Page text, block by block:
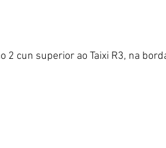
2 cun superior ao Taixi R3, na